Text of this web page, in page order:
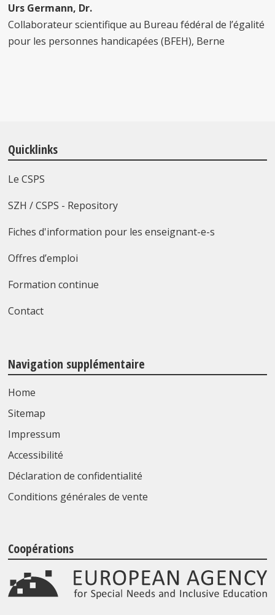
Urs Germann, Dr.
Collaborateur scientifique au Bureau fédéral de l’égalité
pour les personnes handicapées (BFEH), Berne
Quicklinks
Le CSPS
SZH / CSPS - Repository
Fiches d'information pour les enseignant-e-s
Offres d’emploi
Formation continue
Contact
Navigation supplémentaire
Home
Sitemap
Impressum
Accessibilité
Déclaration de confidentialité
Conditions générales de vente
Coopérations